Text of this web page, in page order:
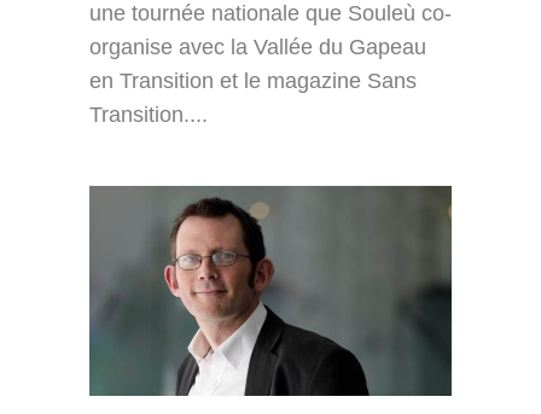
une tournée nationale que Souleù co-
organise avec la Vallée du Gapeau
en Transition et le magazine Sans
Transition....